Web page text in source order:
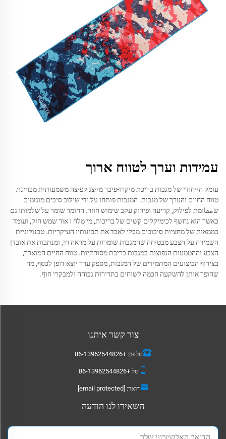
עמידות וערך לטווח ארוך
עומק הייחודי של מגבות בריכת מיקרו-פיבר מייצג קפיצה משמעותית מבחינת
טווח החיים והערך של מגבות. המגבות פותחו על ידי שילוב סיבים מוגזמים
שمقاומת לפילוק, קריעה ופירוק עקב שימוש חוזר. החומר שומר על שלמותו גם
כאשר הוא נחשף לכימיקלים קשים של בריכות, מי מלח ו אור שמש חזק, ועומד
בממאות של מחציות סיבובים מבלי לאבד את תכונותיו העיקריות. טכנולוגיית
השמירה על הצבע מבטיחה שהמגבות שומרות על מראה חי, ומנתבות את אובדן
הצבע וההטמעות הנפוצות במגבות בריכת מסורתיות. טווח החיים המוארך,
בצירוף הביצועים המתמידים של המגבות, מספק ערך יוצא דופן לכסף, מה
שהופך אותן להשקעה חכמה לשוחים בתדירות גבוהה ולמבקרי חוף.
צור קשר איתנו
טלפון:+86-13962544826
טל:+86-13962544826
דואר:
השאירו לנו הודעה